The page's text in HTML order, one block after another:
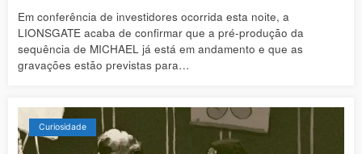
Em conferência de investidores ocorrida esta noite, a
LIONSGATE acaba de confirmar que a pré-produção da
sequência de MICHAEL já está em andamento e que as
gravações estão previstas para…
Curiosidade